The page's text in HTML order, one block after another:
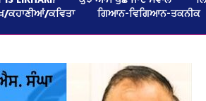
ਕਹਾਣੀਆਂ/ਕਵਿਤਾ
ਗਿਆਨ-ਵਿਗਿਆਨ-ਤਕਨੀਕ